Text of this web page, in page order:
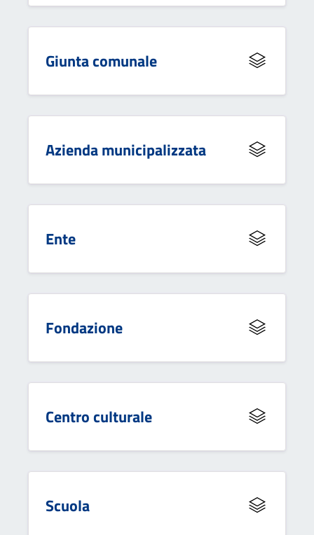
Giunta comunale
Azienda municipalizzata
Ente
Fondazione
Centro culturale
Scuola